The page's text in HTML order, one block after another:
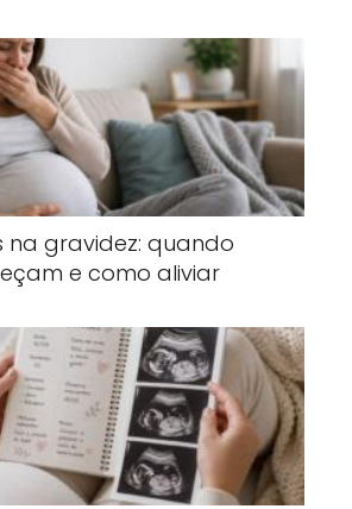
na gravidez: quando
e como aliviar